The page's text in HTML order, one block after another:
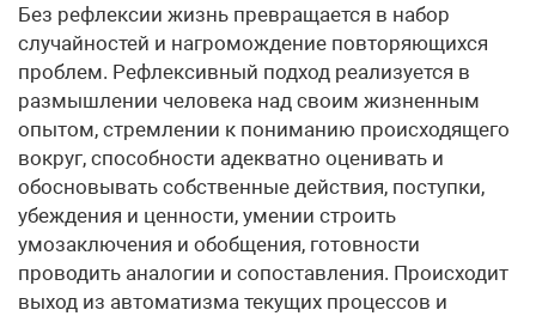
Без рефлексии жизнь превращается в набор
случайностей и на­громождение повторяющихся
проблем. Рефлексивный подход реализуется в
размышлении человека над своим жизненным
опы­том, стремлении к пониманию происходящего
вокруг, способно­сти адекватно оценивать и
обосновывать собственные действия, поступки,
убеждения и ценности, умении строить
умозаключения и обобщения, готовности
проводить аналогии и сопоставления. Происходит
выход из автоматизма текущих процессов и